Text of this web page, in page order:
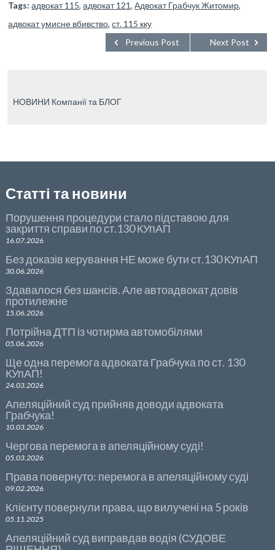
e
b
itt
er
ke
dI
g
g
er
t
р
а
в
Tags: адвокат 115,адвокат 121,Адвокат Грабчук Житомир,
адвокат умисне вбивство,ст. 115 кку
Next Post
Previous Post
НОВИНИ Компанії та БЛОГ
Статті та новини
Порушення процедури стало підставою для
закриття справи по ст.130 КУпАП
16.07.2026
Без доказів керування НЕ може бути ст.130 КУпАП
30.06.2026
Здавалося без шансів. Але автоадвокат довів
протилежне
15.06.2026
Потрійна ДТП із чотирма автомобілями
05.06.2026
Ще одна перемога адвоката Грабчука по ст. 130
КУпАП!
24.03.2026
Апеляційний суд прийняв доводи адвоката
Грабчука!
10.03.2026
Чергова перемога в апеляційному суді!
05.03.2026
Права повернуто: перемога в апеляційному суді
09.02.2026
Клієнту повернули права, що вилучені на 5 років
05.11.2025
Апеляційний суд виправдав водія (СУДОВЕ